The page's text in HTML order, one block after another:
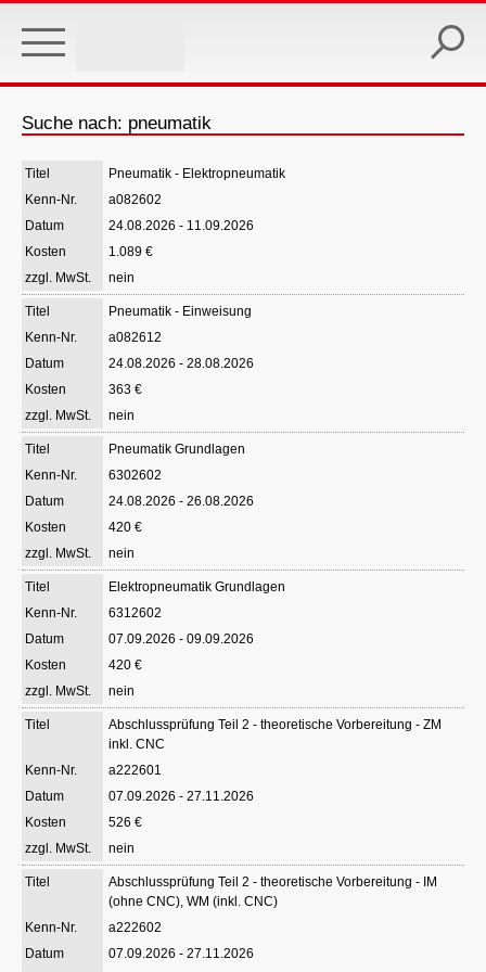
main
Suche nach: pneumatik
Pneumatik - Elektropneumatik
a082602
24.08.2026 - 11.09.2026
1.089 €
nein
Pneumatik - Einweisung
a082612
24.08.2026 - 28.08.2026
363 €
nein
Pneumatik Grundlagen
6302602
24.08.2026 - 26.08.2026
420 €
nein
Elektropneumatik Grundlagen
6312602
07.09.2026 - 09.09.2026
420 €
nein
Abschlussprüfung Teil 2 - theoretische Vorbereitung - ZM
inkl. CNC
a222601
07.09.2026 - 27.11.2026
526 €
nein
Abschlussprüfung Teil 2 - theoretische Vorbereitung - IM
(ohne CNC), WM (inkl. CNC)
a222602
07.09.2026 - 27.11.2026